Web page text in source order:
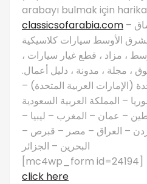
arabayı bulmak için
classicsofarabia.com – الصفحة الرئيسية لعشاق
الأوسط سيارات كلاسيكية
، مزاد ، قطع غيار سيارات ،
، مجلة ، مدونة ، دليل أعمال.
(الإمارات العربية المتحدة) –
– المملكة العربية السعودية
– عمان – المغرب – ليبيا –
– العراق – مصر – قبرص –
البحرين – الجزائر
[mc4wp_form id=24194]
click here